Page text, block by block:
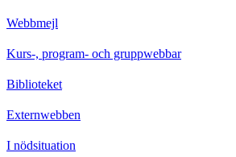
Webbmejl
Kurs-, program- och gruppwebbar
Biblioteket
Externwebben
I nödsituation